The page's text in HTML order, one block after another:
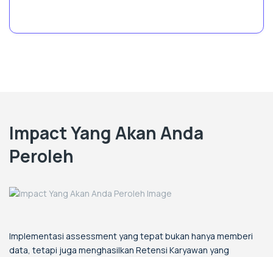
Impact Yang Akan Anda
Peroleh
Implementasi assessment yang tepat bukan hanya memberi
data, tetapi juga menghasilkan Retensi Karyawan yang